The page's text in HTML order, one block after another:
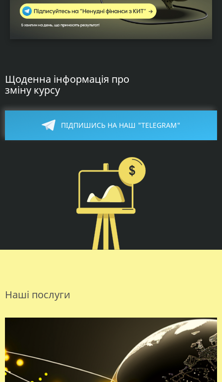
Щоденна інформація про
зміну курсу
ПІДПИШИСЬ НА НАШ "TELEGRAM"
Наші послуги